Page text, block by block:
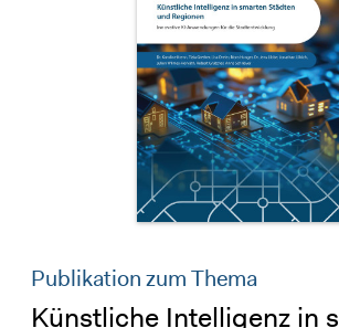
Publikation zum Thema
Künstliche Intelligenz in